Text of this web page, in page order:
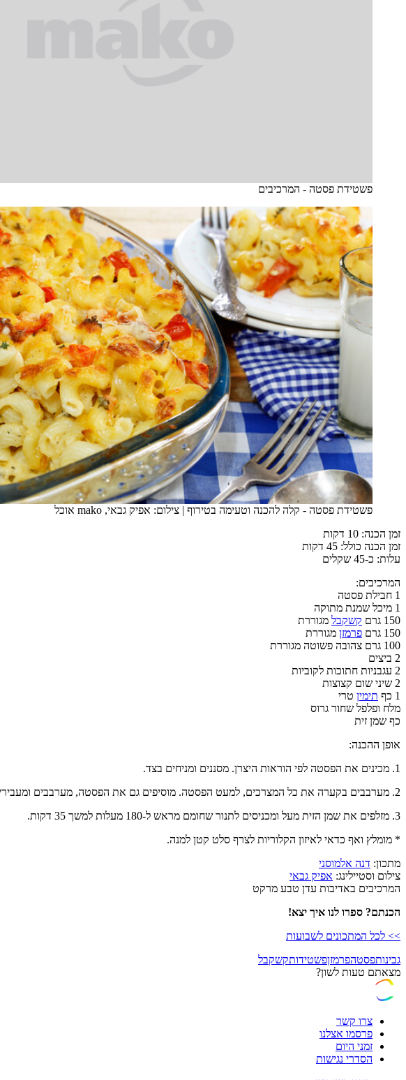
פשטידת פסטה - המרכיבים
פשטידת פסטה - קלה להכנה וטעימה בטירוף | צילום: אפיק גבאי, mako אוכל
זמן הכנה: 10 דקות
זמן הכנה כולל: 45 דקות
עלות: כ-45 שקלים
המרכיבים:
1 חבילת פסטה
1 מיכל שמנת מתוקה
150 גרם
קשקבל מגוררת
150 גרם
פרמזן מגוררת
100 גרם צהובה פשוטה מגוררת
2 ביצים
2 עגבניות חתוכות לקוביות
2 שיני שום קצוצות
1 כף
תימין טרי
מלח ופלפל שחור גרוס
כף שמן זית
אופן ההכנה:
1. מכינים את הפסטה לפי הוראות היצרן. מסננים ומניחים בצד.
2. מערבבים בקערה את כל המצרכים, למעט הפסטה. מוסיפים גם את הפסטה, מערבבים ומעבירים לתבנית פיירקס.
3. מזלפים את שמן הזית מעל ומכניסים לתנור שחומם מראש ל-180 מעלות למשך 35 דקות.
* מומלץ ואף כדאי לאיזון הקלוריות לצרף סלט קטן למנה.
מתכון: דנה אלמוסני
צילום וסטיילינג: אפיק גבאי
המרכיבים באדיבות עדן טבע מרקט
הכנתם? ספרו לנו איך יצא!
>> לכל המתכונים לשבועות
גבינותפסטהפרמזןפשטידותקשקבל
מצאתם טעות לשון?
צרו קשר
פרסמו אצלנו
זמני היום
הסדרי נגישות